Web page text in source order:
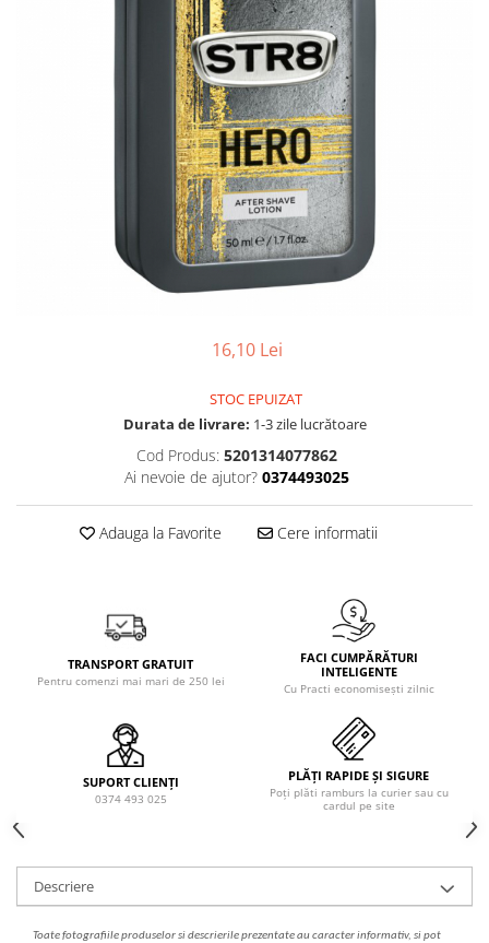
Detergent pardoseala
Echipamente de curăţenie
Folie aluminiu,folie alimentara
Lavete de curatare
Ingrijirea buzei
Pensula machiaj
Periuta de dinti
Produse pentru curatarea tenului
Tratament pentru par, conditioner
Vata demachianta
16,10 Lei
STOC EPUIZAT
Durata de livrare: 1-3 zile lucrătoare
Cod Produs: 5201314077862
Ai nevoie de ajutor? 0374493025
Adauga la Favorite Cere informatii
TRANSPORT GRATUIT
Pentru comenzi mai mari de 250 lei
FACI CUMPĂRĂTURI
INTELIGENTE
Cu Practi economisești zilnic
SUPORT CLIENȚI
0374 493 025
PLĂȚI RAPIDE ȘI SIGURE
Poți plăti ramburs la curier sau cu
cardul pe site
Descriere
Toate fotografiile produselorsidescrierileprezentate au caracter informativ, si pot